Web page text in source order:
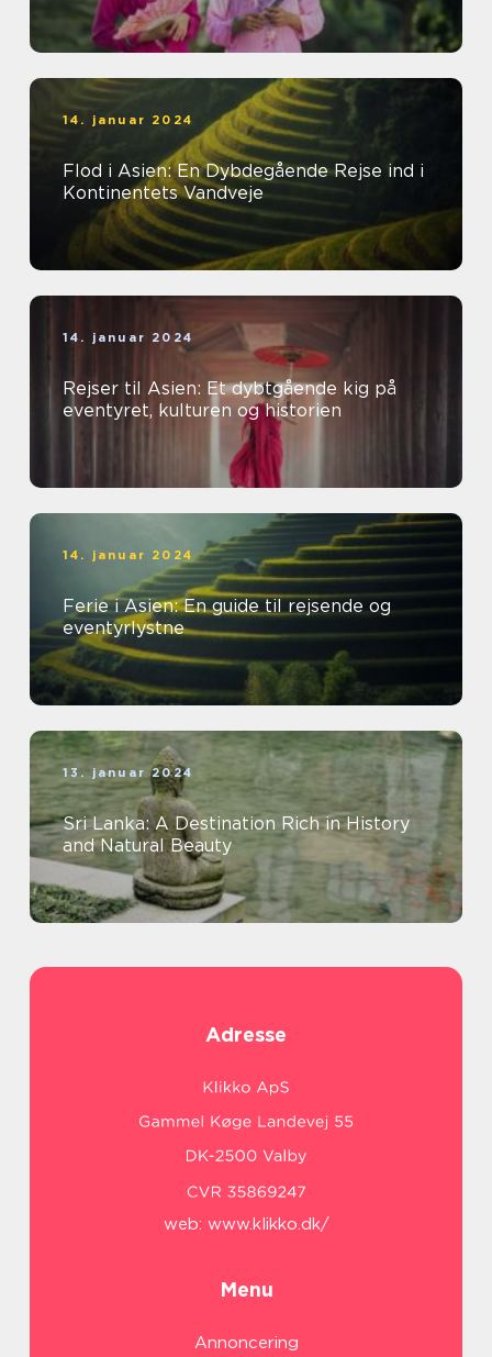
14. januar 2024
Flod i Asien: En Dybdegående Rejse ind i
Kontinentets Vandveje
14. januar 2024
Rejser til Asien: Et dybtgående kig på
eventyret, kulturen og historien
14. januar 2024
Ferie i Asien: En guide til rejsende og
eventyrlystne
13. januar 2024
Sri Lanka: A Destination Rich in History
and Natural Beauty
Adresse
web: www.klikko.dk/
Menu
Annoncering